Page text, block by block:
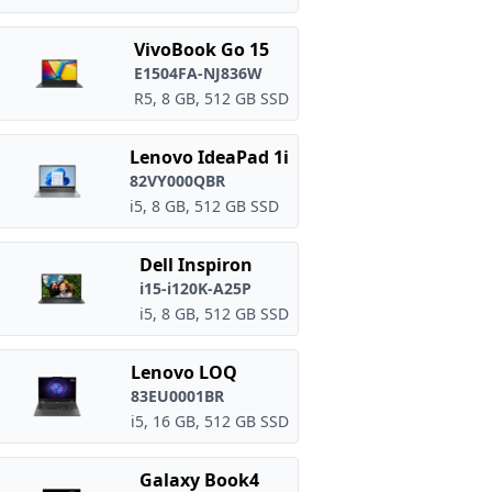
VivoBook Go 15
E1504FA-NJ836W
R5, 8 GB, 512 GB SSD
Lenovo IdeaPad 1i
82VY000QBR
i5, 8 GB, 512 GB SSD
Dell Inspiron
i15-i120K-A25P
i5, 8 GB, 512 GB SSD
Lenovo LOQ
83EU0001BR
i5, 16 GB, 512 GB SSD
Galaxy Book4